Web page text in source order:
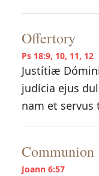
Offertory
Ps 18:9, 10, 11, 12
Justítiæ
judícia ejus
nam et servus
Communion
Joann 6:57